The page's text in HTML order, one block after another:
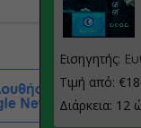
Εισηγητής:
Τιμή από:
Διάρκεια: 12